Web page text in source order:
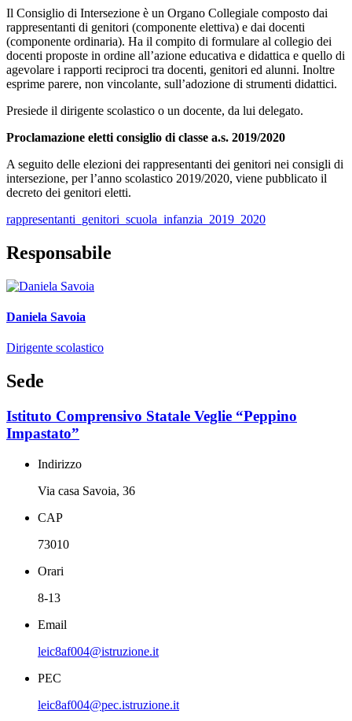
Il Consiglio di Intersezione è un Organo Collegiale composto dai
rappresentanti di genitori (componente elettiva) e dai docenti
(componente ordinaria). Ha il compito di formulare al collegio dei
docenti proposte in ordine all’azione educativa e didattica e quello di
agevolare i rapporti reciproci tra docenti, genitori ed alunni. Inoltre
esprime parere, non vincolante, sull’adozione di strumenti didattici.
Presiede il dirigente scolastico o un docente, da lui delegato.
Proclamazione eletti consiglio di classe a.s. 2019/2020
A seguito delle elezioni dei rappresentanti dei genitori nei consigli di
intersezione, per l’anno scolastico 2019/2020, viene pubblicato il
decreto dei genitori eletti.
rappresentanti_genitori_scuola_infanzia_2019_2020
Responsabile
Daniela Savoia
Dirigente scolastico
Sede
Istituto Comprensivo Statale Veglie “Peppino
Impastato”
Indirizzo
Via casa Savoia, 36
CAP
73010
Orari
8-13
Email
leic8af004@istruzione.it
PEC
leic8af004@pec.istruzione.it